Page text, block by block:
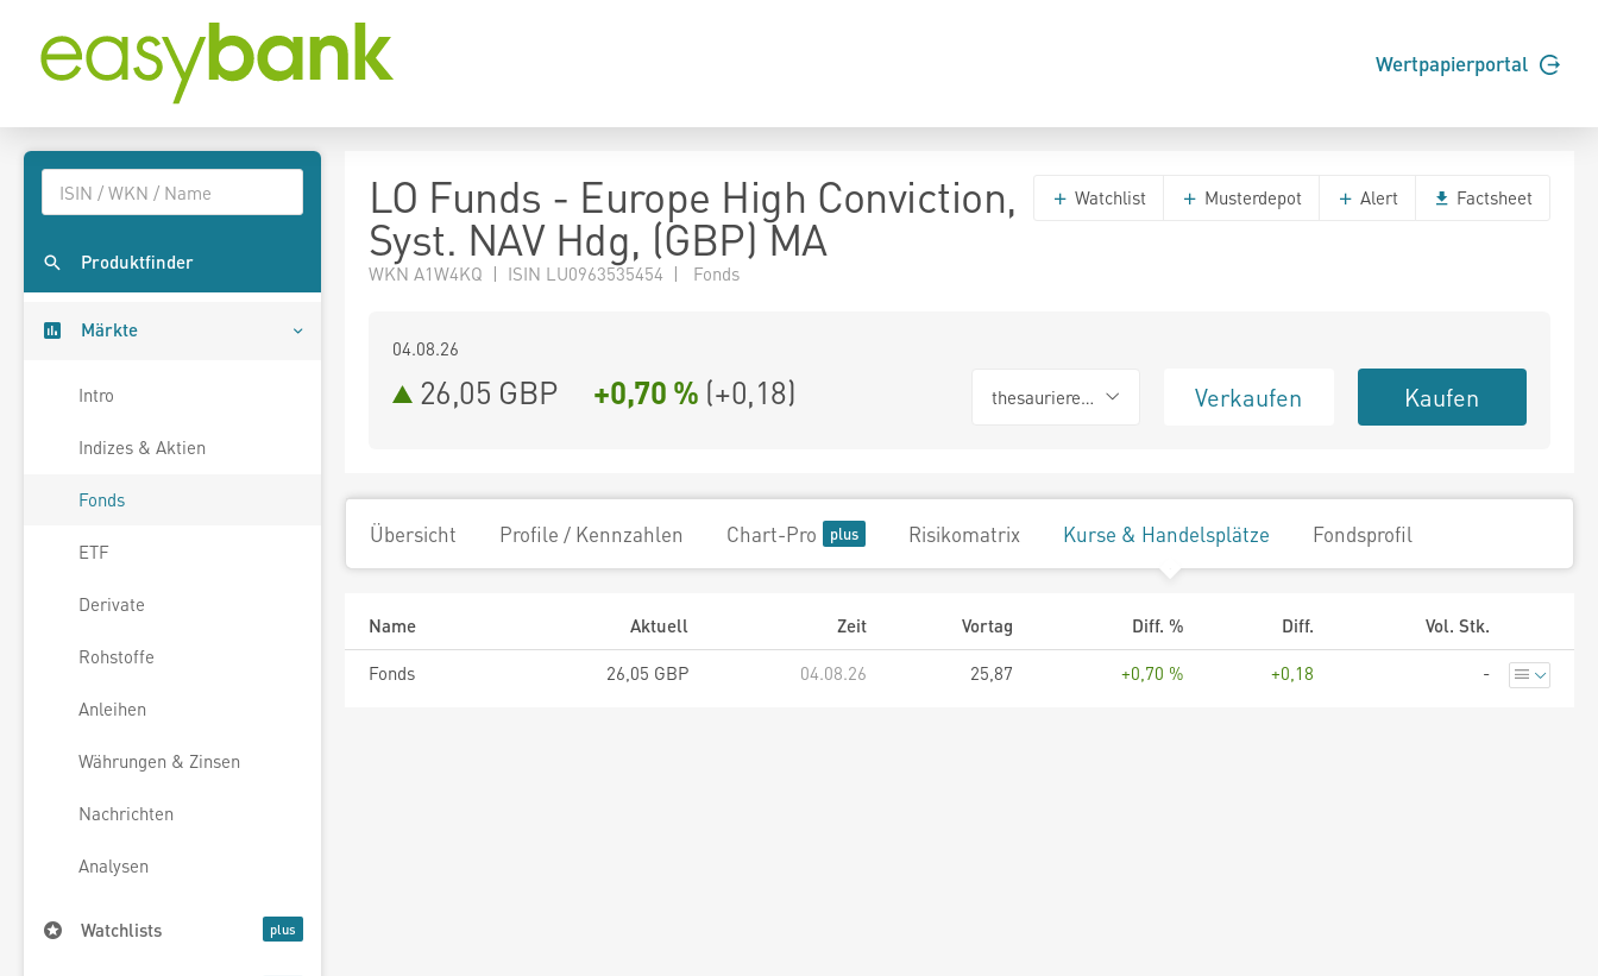
Wertpapierportal
Produktfinder
Märkte
Intro
Indizes & Aktien
Fonds
ETF
Derivate
Rohstoffe
Anleihen
Währungen & Zinsen
Nachrichten
Analysen
Watchlists
LO Funds - Europe High Conviction,
Syst. NAV Hdg, (GBP) MA
WKN A1W4KQ | ISIN LU0963535454 | Fonds
Watchlist Musterdepot Alert Factsheet
04.08.26
26,05 GBP +0,70 % (+0,18) thesaurierend Verkaufen Kaufen
Übersicht Profile / Kennzahlen Chart-Pro Risikomatrix Kurse & Handelsplätze Fondsprofil
Name Aktuell Zeit Vortag Diff. % Diff.
Vol. Stk.
Fonds
26,05 GBP 04.08.26 25,87 +0,70 % +0,18 -